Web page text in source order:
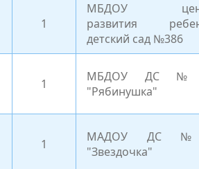
1
МБДОУ
развития
детский сад №386
1
МБДОУ ДС
"Рябинушка"
1
МАДОУ ДС
"Звездочка"